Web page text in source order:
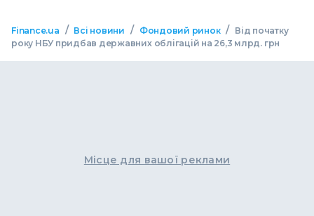
Finance.ua / Всі новини / Фондовий ринок / Від початку
року НБУ придбав державних облігацій на 26,3 млрд. грн
Місце для вашої реклами